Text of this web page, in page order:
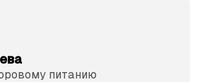
питанию